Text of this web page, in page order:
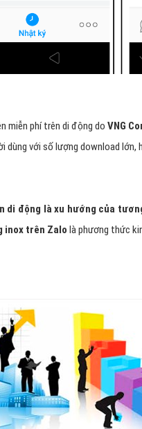
miễn phí trên di động doVNG
dùng với số lượng download
di động là xu hướng của
inox trên Zalo là phương thức